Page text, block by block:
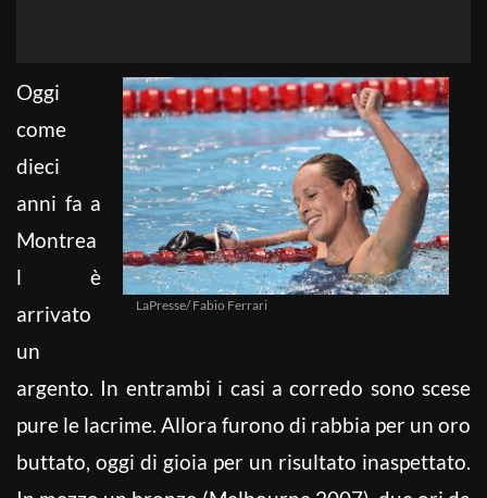
LaPresse/ Fabio Ferrari
Oggi
come
dieci
anni fa a
Montrea
l è
arrivato
un
argento. In entrambi i casi a corredo sono scese
pure le lacrime. Allora furono di rabbia per un oro
buttato, oggi di gioia per un risultato inaspettato.